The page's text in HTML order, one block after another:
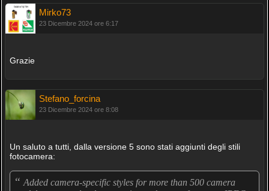
Mirko73
23 Dicembre 2024 ore 6:17
Grazie
Stefano_forcina
23 Dicembre 2024 ore 8:08
Un saluto a tutti, dalla versione 5 sono stati aggiunti degli stili
fotocamera:
“ Added camera-specific styles for more than 500 camera